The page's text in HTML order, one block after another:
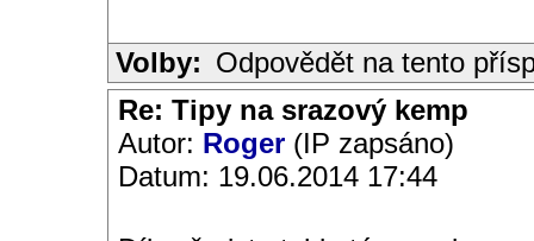
Volby: Odpovědět na tento
Re: Tipy na srazový kemp
Autor: Roger (IP zapsáno)
Datum: 19.06.2014 17:44